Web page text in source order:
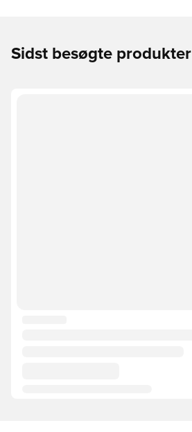
Sidst besøgte produkter